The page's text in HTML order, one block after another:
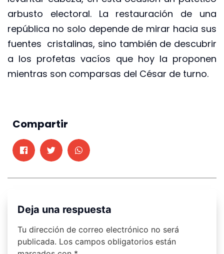
arbusto electoral. La restauración de una
república no solo depende de mirar hacia sus
fuentes cristalinas, sino también de descubrir
a los profetas vacíos que hoy la proponen
mientras son comparsas del César de turno.
Compartir
Deja una respuesta
Tu dirección de correo electrónico no será
publicada. Los campos obligatorios están